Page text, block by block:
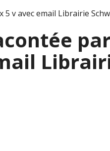
v avec email Librairie